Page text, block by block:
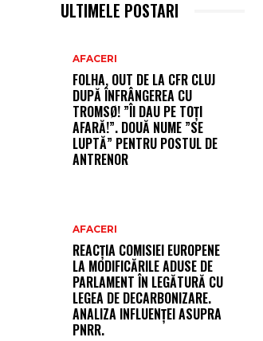
ULTIMELE POSTARI
AFACERI
FOLHA, OUT DE LA CFR CLUJ
DUPĂ ÎNFRÂNGEREA CU
TROMSØ! ”ÎI DAU PE TOȚI
AFARĂ!”. DOUĂ NUME ”SE
LUPTĂ” PENTRU POSTUL DE
ANTRENOR
AFACERI
REACȚIA COMISIEI EUROPENE
LA MODIFICĂRILE ADUSE DE
PARLAMENT ÎN LEGĂTURĂ CU
LEGEA DE DECARBONIZARE.
ANALIZA INFLUENȚEI ASUPRA
PNRR.